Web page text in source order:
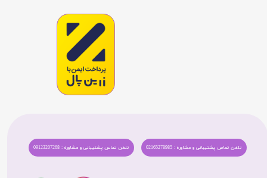
تلفن تماس پشتیبانی و مشاوره : 09123207268 تلفن تماس پشتیبانی و مشاوره : 02165278985